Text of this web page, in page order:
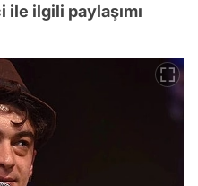
ilgili paylaşımı